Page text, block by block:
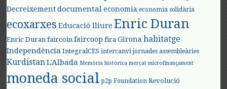
Decreixement documental economia economia solidària
ecoxarxes Educació lliure Enric Duran
Enric Duran faircoin faircoop fira Girona habitatge
Independència IntegralCES intercanvi jornades assembleàries
KurdistanL'Albada Memòria històrica mercat microfinançament
moneda social p2p Foundation Revolució